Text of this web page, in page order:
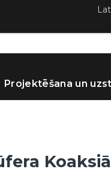
Projektēšana un